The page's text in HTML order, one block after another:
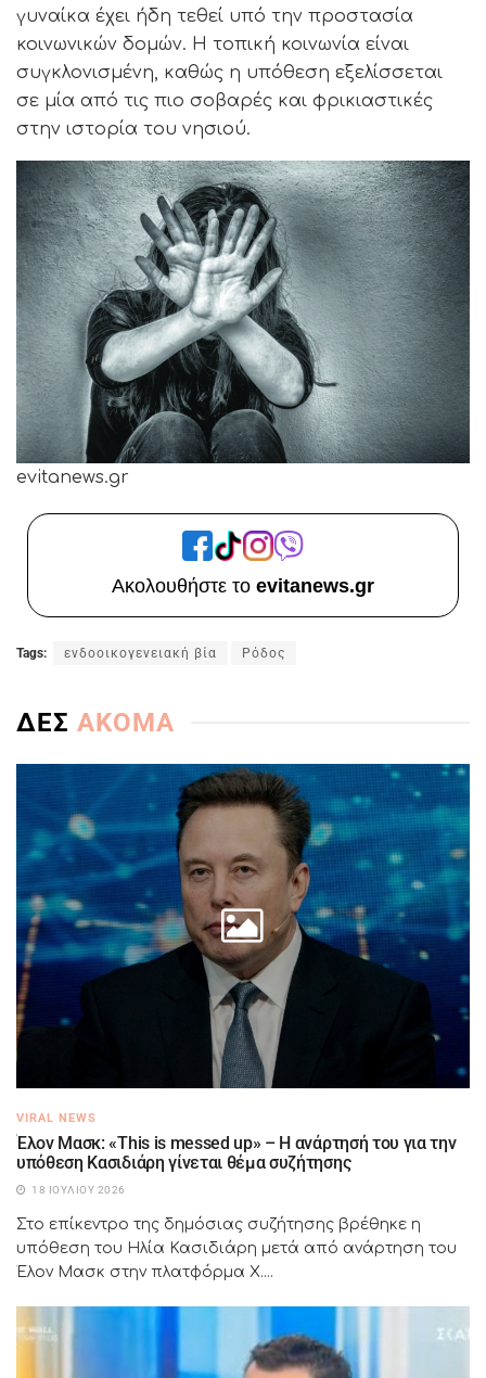
γυναίκα έχει ήδη τεθεί υπό την προστασία
κοινωνικών δομών. Η τοπική κοινωνία είναι
συγκλονισμένη, καθώς η υπόθεση εξελίσσεται
σε μία από τις πιο σοβαρές και φρικιαστικές
στην ιστορία του νησιού.
evitanews.gr
Ακολουθήστε το evitanews.gr
Tags: ενδοοικογενειακή βία Ρόδος
ΔΕΣ ΑΚΟΜΑ
VIRAL NEWS
Έλον Μασκ: «This is messed up» – Η ανάρτησή του για την
υπόθεση Κασιδιάρη γίνεται θέμα συζήτησης
18 ΙΟΥΛΊΟΥ 2026
Στο επίκεντρο της δημόσιας συζήτησης βρέθηκε η
υπόθεση του Ηλία Κασιδιάρη μετά από ανάρτηση του
Έλον Μασκ στην πλατφόρμα X....